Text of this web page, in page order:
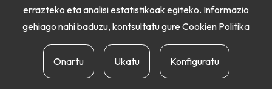
errazteko eta analisi estatistikoak egiteko. Informazio
gehiago nahi baduzu, kontsultatu gure Cookien Politika
Onartu Ukatu Konfiguratu